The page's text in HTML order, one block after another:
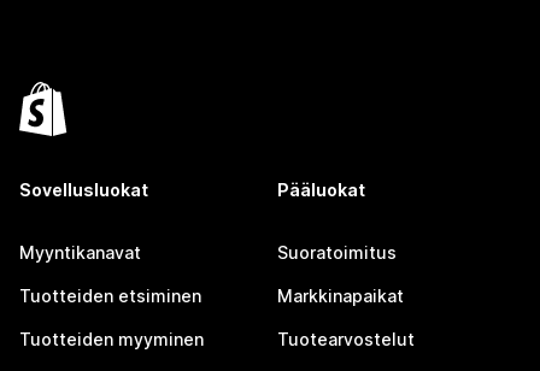
Sovellusluokat
Myyntikanavat
Tuotteiden etsiminen
Tuotteiden myyminen
Pääluokat
Suoratoimitus
Markkinapaikat
Tuotearvostelut